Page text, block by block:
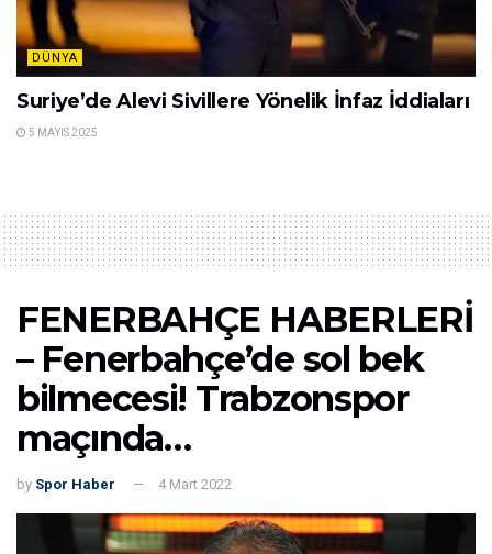
DÜNYA
Suriye’de Alevi Sivillere Yönelik İnfaz İddiaları
5 MAYIS 2025
FENERBAHÇE HABERLERİ
– Fenerbahçe’de sol bek
bilmecesi! Trabzonspor
maçında…
by Spor Haber 4 Mart 2022